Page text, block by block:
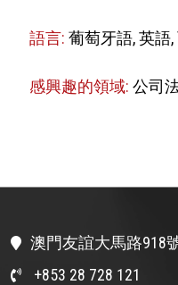
語言:葡萄牙語, 英語
感興趣的領域:公司
澳門友誼大馬路918
+853 28 728 121